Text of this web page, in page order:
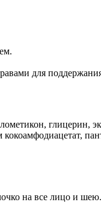
для
глицерин,
на все лицо и шею.